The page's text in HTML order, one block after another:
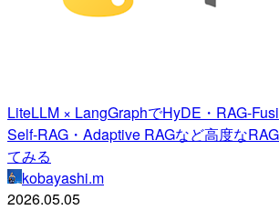
LiteLLM × LangGraphでHyDE・RAG-
Self-RAG・Adaptive RAGなど高度な
てみる
kobayashi.m
2026.05.05